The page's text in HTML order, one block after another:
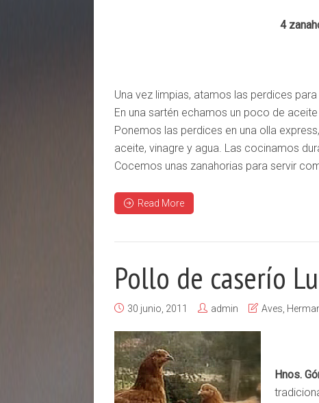
4
Una vez limpias, atamos las perdices
En una sartén echamos un poco de
Ponemos las perdices en una olla
aceite, vinagre y agua. Las cocinamos
Cocemos unas zanahorias para servir
Read More
Pollo de caserío
30 junio, 2011 admin Aves,
Hnos.